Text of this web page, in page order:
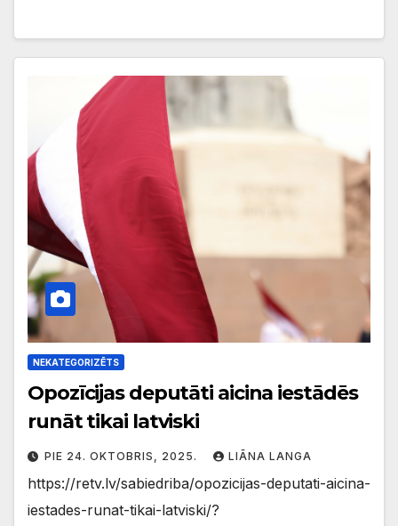
NEKATEGORIZĒTS
Opozīcijas deputāti aicina iestādēs
runāt tikai latviski
PIE 24. OKTOBRIS, 2025. LIĀNA LANGA
https://retv.lv/sabiedriba/opozicijas-deputati-aicina-
iestades-runat-tikai-latviski/?